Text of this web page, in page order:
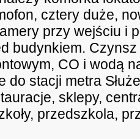
cztery duże,
przy wejściu i
budynkiem.
CO i wodą
do stacji metra
sklepy,
przedszkola,